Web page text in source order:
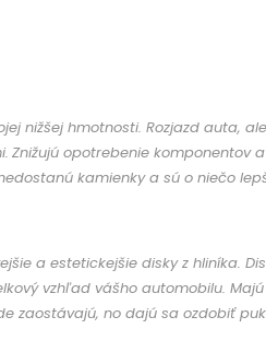
nižšej hmotnosti. Rozjazd auta,
Znižujú opotrebenie komponentov
kamienky a sú o niečo
a estetickejšie disky z hliníka.
vzhľad vášho automobilu.
zaostávajú, no dajú sa ozdobiť